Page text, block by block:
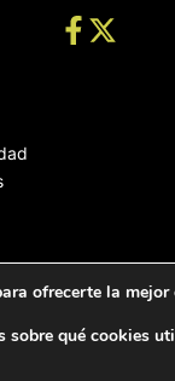
por el Servicio de
ofrecerte la mejor
sobre qué cookies